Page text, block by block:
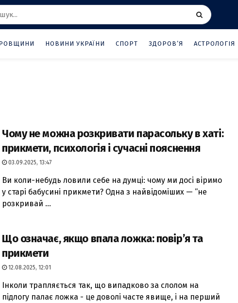
НОВИНИ УКРАЇНИ СПОРТ ЗДОРОВ’Я АСТРОЛОГІЯ
Чому не можна розкривати парасольку в хаті:
прикмети, психологія і сучасні пояснення
03.09.2025, 13:47
Ви коли-небудь ловили себе на думці: чому ми досі віримо
у старі бабусині прикмети? Одна з найвідоміших — “не
розкривай ...
Що означає, якщо впала ложка: повір’я та
прикмети
12.08.2025, 12:01
Інколи трапляється так, що випадково за слолом на
підлогу палає ложка - це доволі часте явище, і на перший